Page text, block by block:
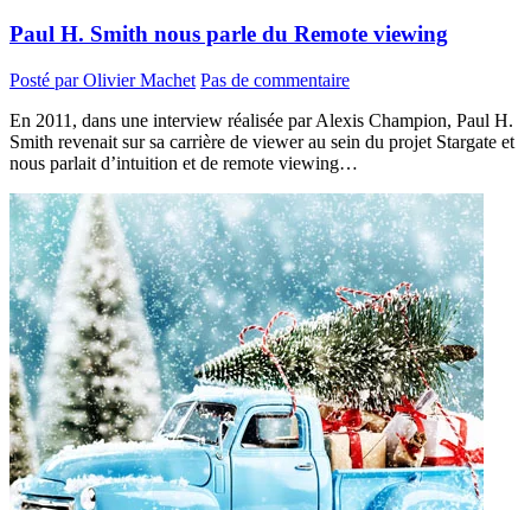
Paul H. Smith nous parle du Remote viewing
Posté par Olivier Machet Pas de commentaire
En 2011, dans une interview réalisée par Alexis Champion, Paul H.
Smith revenait sur sa carrière de viewer au sein du projet Stargate et
nous parlait d’intuition et de remote viewing…